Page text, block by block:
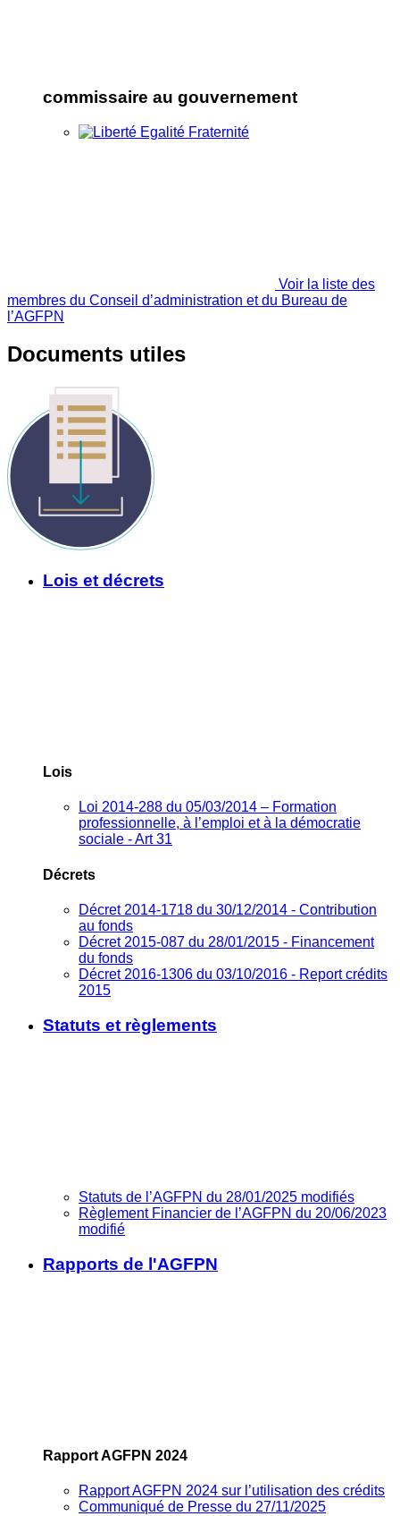
commissaire au gouvernement
Voir la liste des
membres du Conseil d’administration et du Bureau de
l’AGFPN
Documents utiles
Lois et décrets
Lois
Loi 2014-288 du 05/03/2014 – Formation
professionnelle, à l’emploi et à la démocratie
sociale - Art 31
Décrets
Décret 2014-1718 du 30/12/2014 - Contribution
au fonds
Décret 2015-087 du 28/01/2015 - Financement
du fonds
Décret 2016-1306 du 03/10/2016 - Report crédits
2015
Statuts et règlements
Statuts de l’AGFPN du 28/01/2025 modifiés
Règlement Financier de l’AGFPN du 20/06/2023
modifié
Rapports de l'AGFPN
Rapport AGFPN 2024
Rapport AGFPN 2024 sur l’utilisation des crédits
Communiqué de Presse du 27/11/2025